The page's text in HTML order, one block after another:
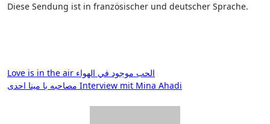
Diese Sendung ist in französischer und deutscher Sprache.
Beitragsnavigation
Love is in the air الحب موجود في الهواء
مصاحبه با مینا احدی Interview mit Mina Ahadi